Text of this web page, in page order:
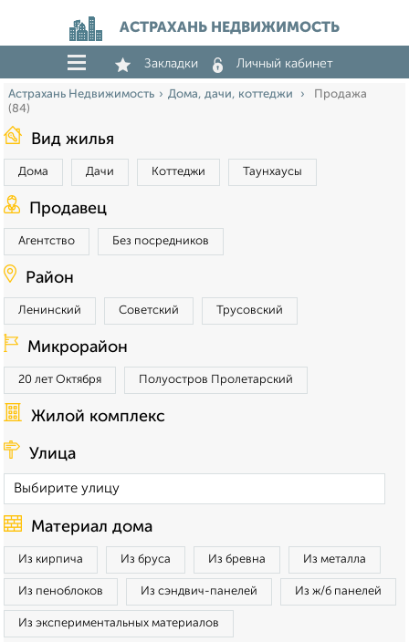
АСТРАХАНЬ НЕДВИЖИМОСТЬ
Закладки Личный кабинет
Астрахань Недвижимость Дома, дачи, коттеджи
Продажа
(84)
Вид жилья
Дома Дачи Коттеджи Таунхаусы
Продавец
Агентство Без посредников
Район
Ленинский Советский Трусовский
Микрорайон
20 лет Октября Полуостров Пролетарский
Жилой комплекс
Улица
Материал дома
Из кирпича Из бруса Из бревна Из металла
Из пеноблоков Из сэндвич-панелей Из ж/б панелей
Из экспериментальных материалов